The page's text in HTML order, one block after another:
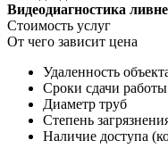
Видеодиагностика
Стоимость услуг
От чего зависит цена
Удаленность
Сроки сдачи работы
Диаметр труб
Степень
Наличие доступа